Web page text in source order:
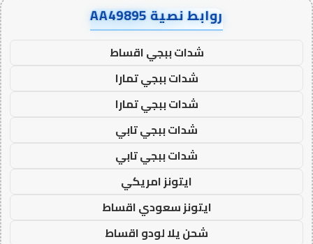
روابط نصية AA49895
شدات ببجي اقساط
شدات ببجي تمارا
شدات ببجي تمارا
شدات ببجي تابي
شدات ببجي تابي
ايتونز امريكي
ايتونز سعودي اقساط
شحن يلا لودو اقساط